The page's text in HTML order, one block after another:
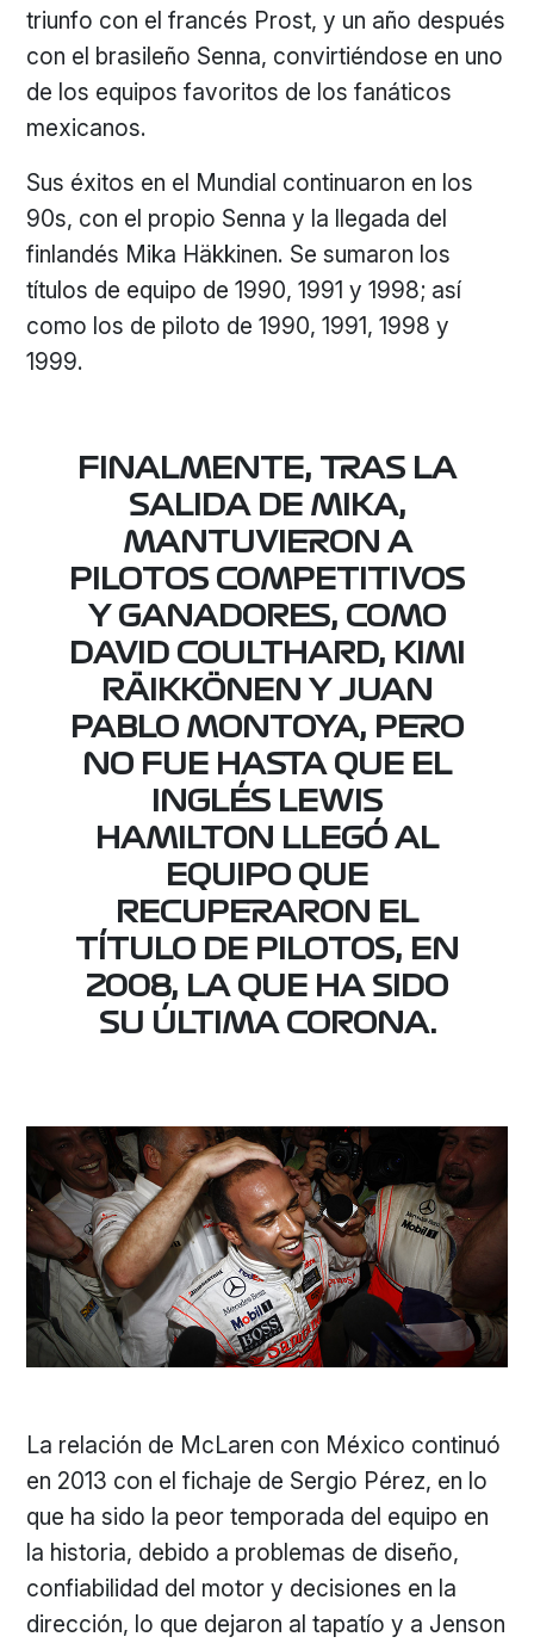
triunfo con el francés Prost, y un año después
con el brasileño Senna, convirtiéndose en uno
de los equipos favoritos de los fanáticos
mexicanos.
Sus éxitos en el Mundial continuaron en los
90s, con el propio Senna y la llegada del
finlandés Mika Häkkinen. Se sumaron los
títulos de equipo de 1990, 1991 y 1998; así
como los de piloto de 1990, 1991, 1998 y
1999.
FINALMENTE, TRAS LA
SALIDA DE MIKA,
MANTUVIERON A
PILOTOS COMPETITIVOS
Y GANADORES, COMO
DAVID COULTHARD, KIMI
RÄIKKÖNEN Y JUAN
PABLO MONTOYA, PERO
NO FUE HASTA QUE EL
INGLÉS LEWIS
HAMILTON LLEGÓ AL
EQUIPO QUE
RECUPERARON EL
TÍTULO DE PILOTOS, EN
2008, LA QUE HA SIDO
SU ÚLTIMA CORONA.
La relación de McLaren con México continuó
en 2013 con el fichaje de Sergio Pérez, en lo
que ha sido la peor temporada del equipo en
la historia, debido a problemas de diseño,
confiabilidad del motor y decisiones en la
dirección, lo que dejaron al tapatío y a Jenson